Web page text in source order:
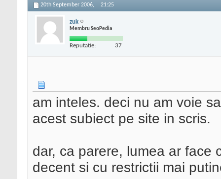
20th September 2006, 21:25
zuk
Membru SeoPedia
Reputatie: 37
am inteles. deci nu am voie
acest subiect pe site in scris.
dar, ca parere, lumea ar face
decent si cu restrictii mai